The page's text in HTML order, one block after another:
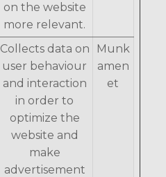
on the website
more relevant.
Collects data on
user behaviour
and interaction
in order to
optimize the
website and
make
advertisement
Munk
amen
et